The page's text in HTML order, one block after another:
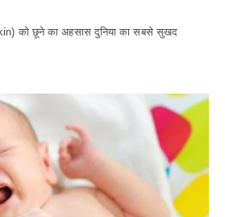
को छूने का अहसास दुनिया का सबसे सुखद